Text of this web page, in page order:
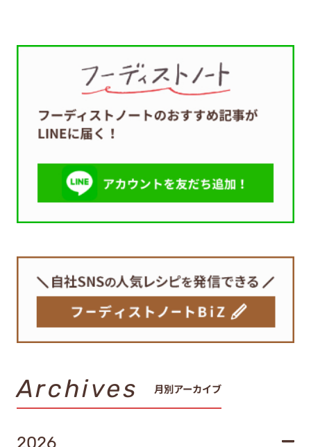
Archives 月別アーカイブ
2026